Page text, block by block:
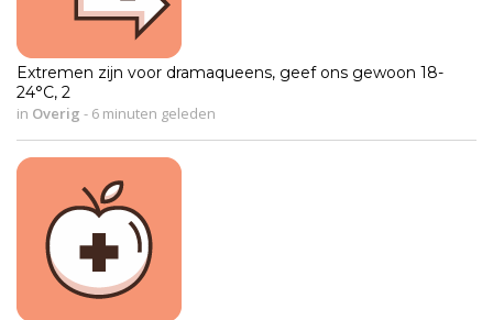
Extremen zijn voor dramaqueens, geef ons gewoon 18-
24°C, 2
in Overig - 6 minuten geleden